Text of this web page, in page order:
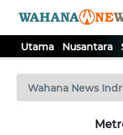
Utama Nusantara
Wahana News
TV
Tutup